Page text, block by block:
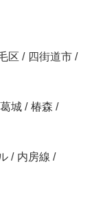
区 / 四街道市 /
葛城 / 椿森 /
/ 内房線 /